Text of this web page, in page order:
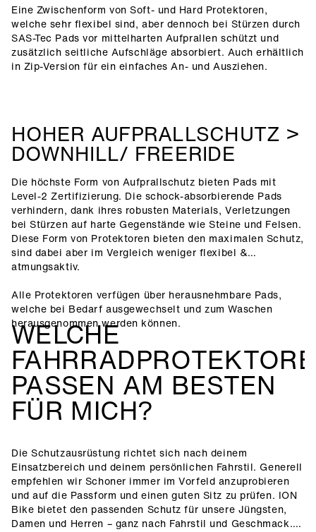
Eine Zwischenform von Soft- und Hard Protektoren,
welche sehr flexibel sind, aber dennoch bei Stürzen durch
SAS-Tec Pads vor mittelharten Aufprallen schützt und
zusätzlich seitliche Aufschläge absorbiert. Auch erhältlich
in Zip-Version für ein einfaches An- und Ausziehen.
HOHER AUFPRALLSCHUTZ >
DOWNHILL/ FREERIDE
Die höchste Form von Aufprallschutz bieten Pads mit
Level-2 Zertifizierung. Die schock-absorbierende Pads
verhindern, dank ihres robusten Materials, Verletzungen
bei Stürzen auf harte Gegenstände wie Steine und Felsen.
Diese Form von Protektoren bieten den maximalen Schutz,
sind dabei aber im Vergleich weniger flexibel &
atmungsaktiv.
Alle Protektoren verfügen über herausnehmbare Pads,
welche bei Bedarf ausgewechselt und zum Waschen
herausgenommen werden können.
WELCHE
PASSEN AM BESTEN
FÜR MICH?
Die Schutzausrüstung richtet sich nach deinem
Einsatzbereich und deinem persönlichen Fahrstil. Generell
empfehlen wir Schoner immer im Vorfeld anzuprobieren
und auf die Passform und einen guten Sitz zu prüfen. ION
Bike bietet den passenden Schutz für unsere Jüngsten,
Damen und Herren – ganz nach Fahrstil und Geschmack.